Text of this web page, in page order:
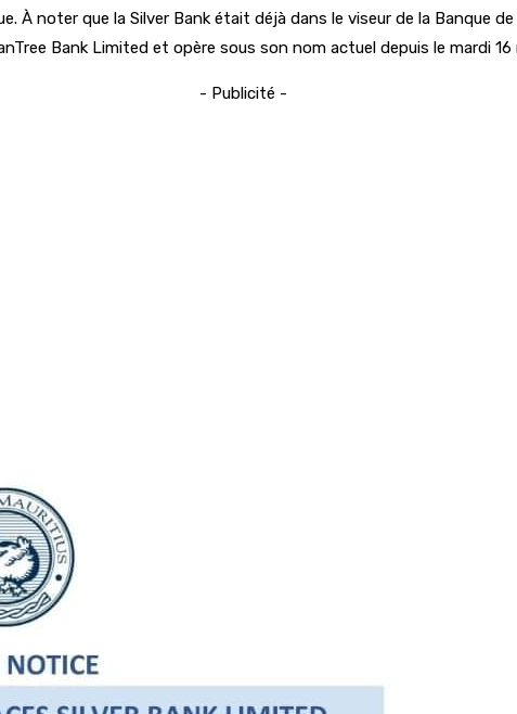
noter que la Silver Bank était déjà dans le viseur de la Banque de
Bank Limited et opère sous son nom actuel depuis le mardi 16
- Publicité -